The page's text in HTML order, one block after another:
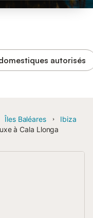
autorisés
Îles Baléares
Ibiza
à Cala Llonga